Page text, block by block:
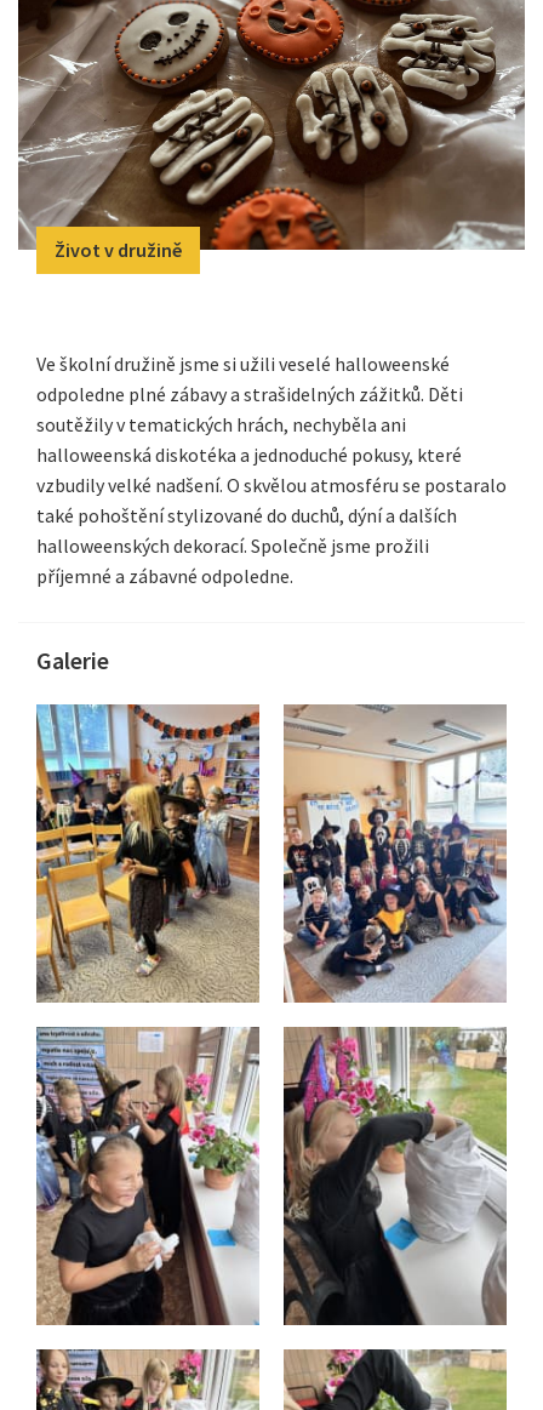
Život v družině
Ve školní družině jsme si užili veselé halloweenské
odpoledne plné zábavy a strašidelných zážitků. Děti
soutěžily v tematických hrách, nechyběla ani
halloweenská diskotéka a jednoduché pokusy, které
vzbudily velké nadšení. O skvělou atmosféru se postaralo
také pohoštění stylizované do duchů, dýní a dalších
halloweenských dekorací. Společně jsme prožili
příjemné a zábavné odpoledne.
Galerie